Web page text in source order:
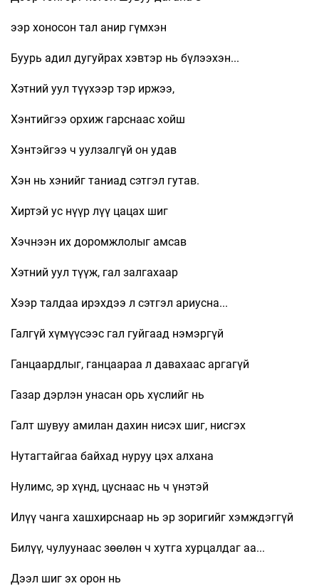
ээр хоносон тал анир гүмхэн
Буурь адил дугуйрах хэвтэр нь бүлээхэн...
Хэтний уул түүхээр тэр иржээ,
Хэнтийгээ орхиж гарснаас хойш
Хэнтэйгээ ч уулзалгүй он удав
Хэн нь хэнийг таниад сэтгэл гутав.
Хиртэй ус нүүр лүү цацах шиг
Хэчнээн их доромжлолыг амсав
Хэтний уул түүж, гал залгахаар
Хээр талдаа ирэхдээ л сэтгэл ариусна...
Галгүй хүмүүсээс гал гуйгаад нэмэргүй
Ганцаардлыг, ганцаараа л давахаас аргагүй
Газар дэрлэн унасан орь хүслийг нь
Галт шувуу амилан дахин нисэх шиг, нисгэх
Нутагтайгаа байхад нуруу цэх алхана
Нулимс, эр хүнд, цуснаас нь ч үнэтэй
Илүү чанга хашхирснаар нь эр зоригийг хэмждэггүй
Билүү, чулуунаас зөөлөн ч хутга хурцалдаг аа...
Дээл шиг эх орон нь